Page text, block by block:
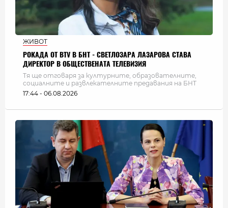
ЖИВОТ
РОКАДА ОТ BTV В БНТ - СВЕТЛОЗАРА ЛАЗАРОВА СТАВА
ДИРЕКТОР В ОБЩЕСТВЕНАТА ТЕЛЕВИЗИЯ
Тя ще отговаря за културните, образователните,
социалните и развлекателните предавания на БНТ
17:44 - 06.08.2026